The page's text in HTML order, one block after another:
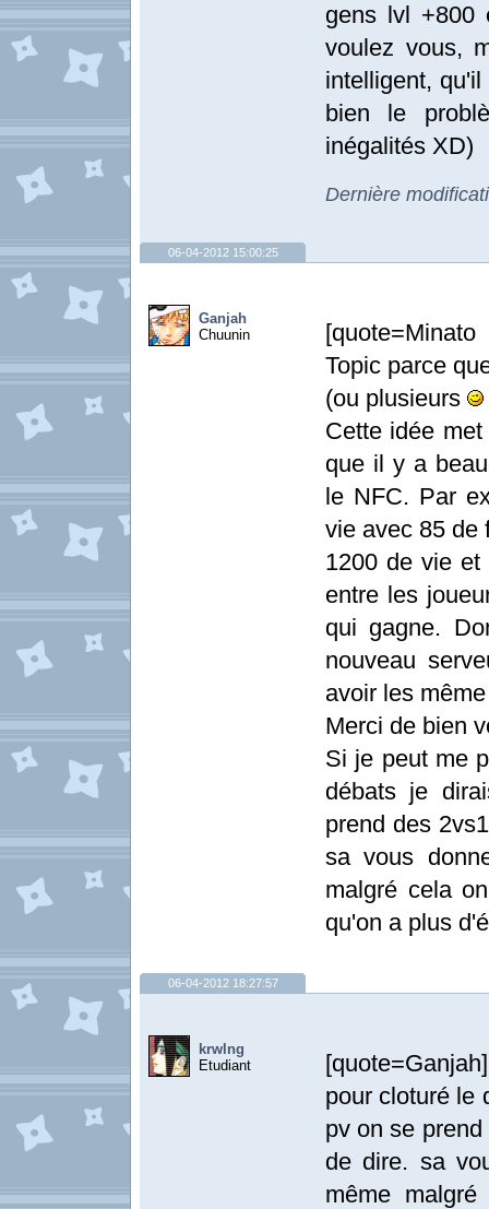
gens lvl +800
voulez vous,
intelligent,
bien le
inégalités XD)
Dernière
06-04-2012 15:00:25
Ganjah
Chuunin
Topic parce
(ou plusieurs
Cette idée
que il y a
le NFC. Par
vie avec 85 de
1200 de vie
entre les
qui gagne.
nouveau
avoir les
Merci de bien
Si je peut me
débats je
prend des
sa vous
malgré cela
qu'on a plus
06-04-2012 18:27:57
krwlng
Etudiant
pour cloturé le
pv on se
de dire. sa
même